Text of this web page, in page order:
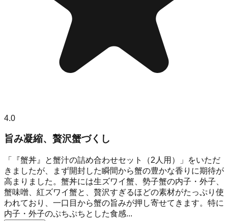
4.0
旨み凝縮、贅沢蟹づくし
「『蟹丼』と蟹汁の詰め合わせセット（2人用）」をいただ
きましたが、まず開封した瞬間から蟹の豊かな香りに期待が
高まりました。蟹丼には生ズワイ蟹、勢子蟹の内子・外子、
蟹味噌、紅ズワイ蟹と、贅沢すぎるほどの素材がたっぷり使
われており、一口目から蟹の旨みが押し寄せてきます。特に
内子・外子のぷちぷちとした食感...